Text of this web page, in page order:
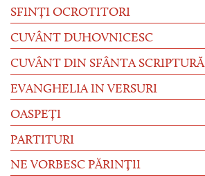
SFINȚI OCROTITORI
CUVÂNT DUHOVNICESC
CUVÂNT DIN SFÂNTA SCRIPTURĂ
EVANGHELIA IN VERSURI
OASPEȚI
PARTITURI
NE VORBESC PĂRINȚII